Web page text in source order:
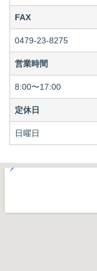
FAX
0479-23-8275
営業時間
8:00〜17:00
定休日
日曜日